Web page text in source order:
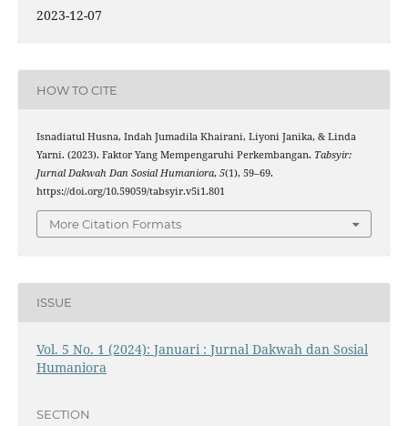
2023-12-07
HOW TO CITE
Isnadiatul Husna, Indah Jumadila Khairani, Liyoni Janika, & Linda
Yarni. (2023). Faktor Yang Mempengaruhi Perkembangan. Tabsyir:
Jurnal Dakwah Dan Sosial Humaniora, 5(1), 59–69.
https://doi.org/10.59059/tabsyir.v5i1.801
More Citation Formats
ISSUE
Vol. 5 No. 1 (2024): Januari : Jurnal Dakwah dan Sosial
Humaniora
SECTION